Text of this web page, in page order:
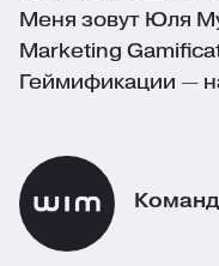
Меня зовут Юля
Marketing
Геймификации —